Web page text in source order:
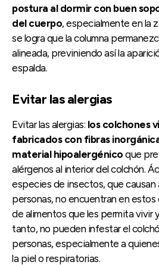
postura al dormir con buen
del cuerpo, especialmente en la
se logra que la columna
alineada, previniendo así la
espalda.
Evitar las alergias
Evitar las alergias: los colchones
fabricados con fibras
material hipoalergénico que
alérgenos al interior del colchón.
especies de insectos, que causan
personas, no encuentran en
de alimentos que les permita vivir
tanto, no pueden infestar el
personas, especialmente a
la piel o respiratorias.